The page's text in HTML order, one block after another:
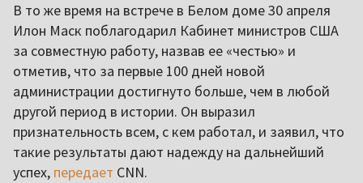
В то же время на встрече в Белом доме 30 апреля
Илон Маск поблагодарил Кабинет министров США
за совместную работу, назвав ее «честью» и
отметив, что за первые 100 дней новой
администрации достигнуто больше, чем в любой
другой период в истории. Он выразил
признательность всем, с кем работал, и заявил, что
такие результаты дают надежду на дальнейший
успех, передает CNN.